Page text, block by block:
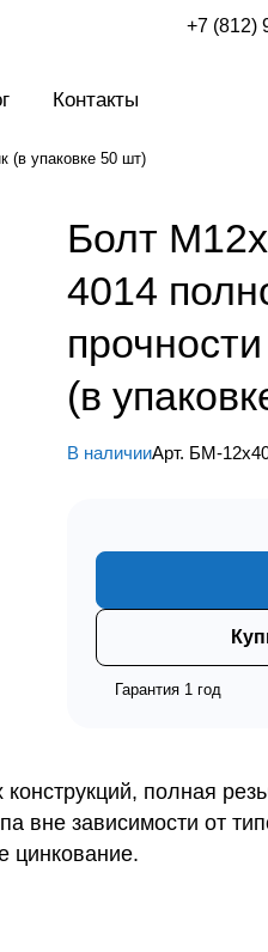
+7 (812)
Контакты
(в упаковке 50 шт)
Болт
4014
(в
В наличииАрт. БМ-
Гарантия 1 год
полная
вне зависимости от
цинкование.